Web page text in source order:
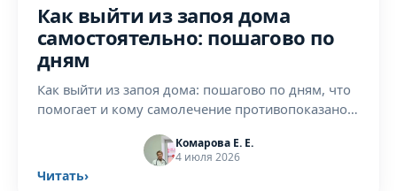
Как выйти из запоя дома
самостоятельно: пошагово по
дням
Как выйти из запоя дома: пошагово по дням, что
помогает и кому самолечение противопоказано.
Комарова Е. Е.
4 июля 2026
Читать›